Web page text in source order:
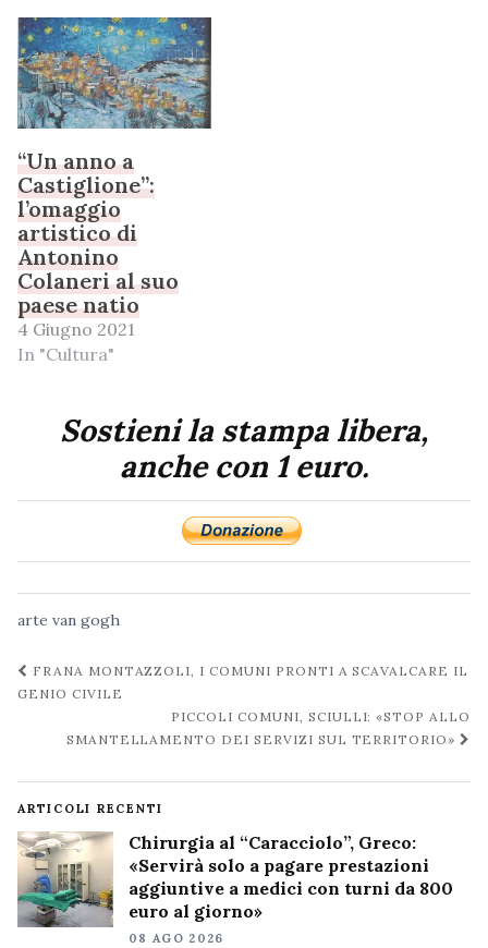
“Un anno a
Castiglione”:
l’omaggio
artistico di
Antonino
Colaneri al suo
paese natio
4 Giugno 2021
In "Cultura"
Sostieni la stampa libera,
anche con 1 euro.
arte van gogh
Navigazione
post
FRANA MONTAZZOLI, I COMUNI PRONTI A SCAVALCARE IL
GENIO CIVILE
PICCOLI COMUNI, SCIULLI: «STOP ALLO
SMANTELLAMENTO DEI SERVIZI SUL TERRITORIO»
ARTICOLI RECENTI
Chirurgia al “Caracciolo”, Greco:
«Servirà solo a pagare prestazioni
aggiuntive a medici con turni da 800
euro al giorno»
08 AGO 2026